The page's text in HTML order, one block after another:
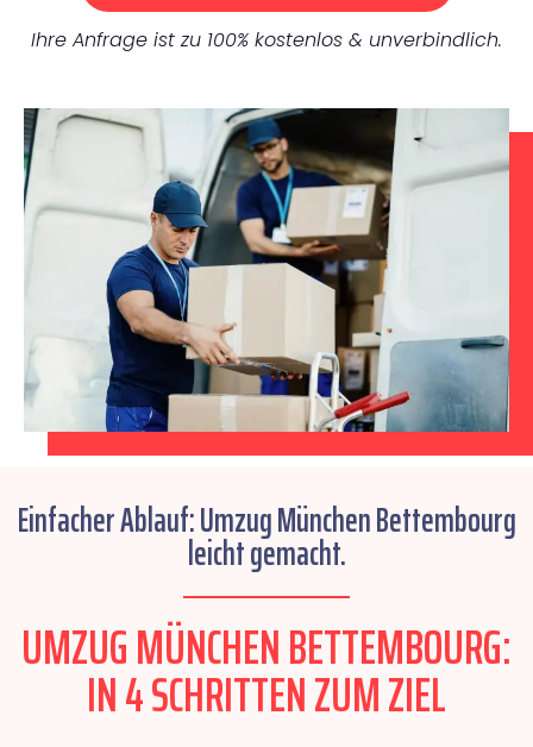
Ihre Anfrage ist zu 100% kostenlos & unverbindlich.
Einfacher Ablauf: Umzug München Bettembourg
leicht gemacht.
UMZUG MÜNCHEN BETTEMBOURG:
IN 4 SCHRITTEN ZUM ZIEL